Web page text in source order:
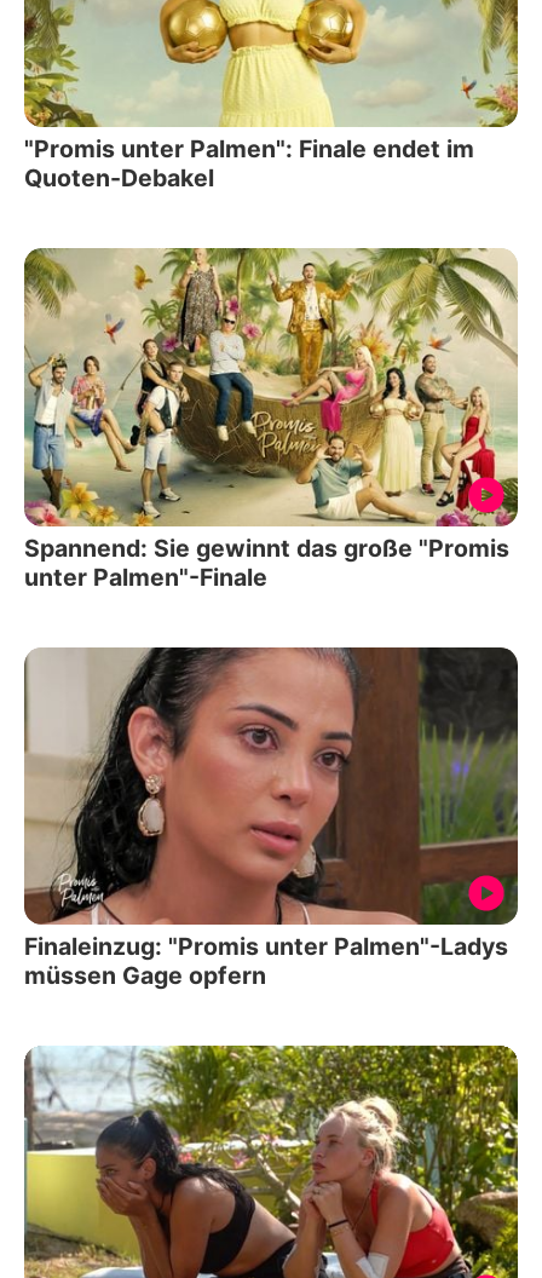
"Promis unter Palmen": Finale endet im
Quoten-Debakel
Spannend: Sie gewinnt das große "Promis
unter Palmen"-Finale
Finaleinzug: "Promis unter Palmen"-Ladys
müssen Gage opfern